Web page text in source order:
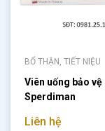
BỔ THẬN, TIẾT NIỆU
Viên uống bảo
Sperdiman
Liên hệ